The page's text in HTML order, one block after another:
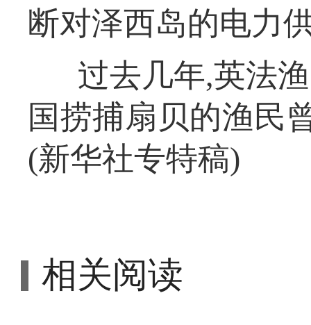
断对泽西岛的电力
过去几年,英法
国捞捕扇贝的渔民
(新华社专特稿)
相关阅读